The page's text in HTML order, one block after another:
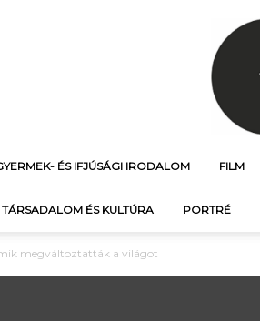
ÉS IFJÚSÁGI IRODALOM FILM
TÁRSADALOM ÉS KULTÚRA PORTRÉ
megváltoztatták a világot